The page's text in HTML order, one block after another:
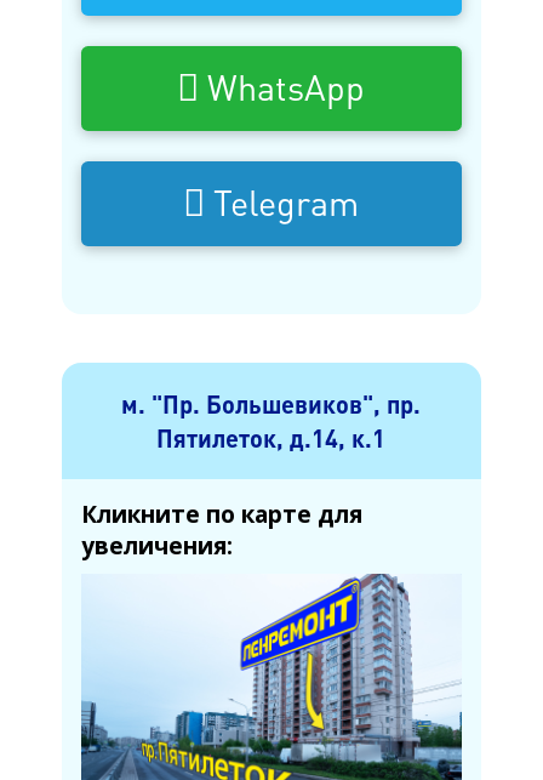
WhatsApp
Telegram
м. "Пр. Большевиков", пр.
Пятилеток, д.14, к.1
Кликните по карте для
увеличения: